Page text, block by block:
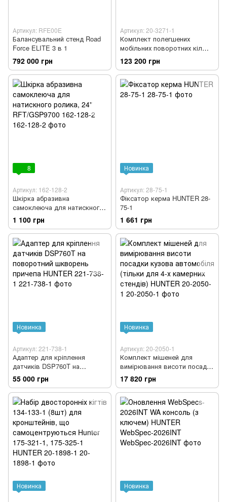
Артикул: RFE00E
Балансувальний стенд Road
Force ELITE 3 в 1
792 000 грн
Артикул: 20-3271-1
Комплект полегшених
мобільних поворотних кіл
(2шт) для вантажних
автомобілів та автобусів -
Made in USA
123 200 грн
8
Артикул: 162-128-2
Шкірка абразивна
самоклеюча для натискного
ролика, 24" RFT/GSP9700
162-128-2
1 100 грн
Новинка
Артикул: 28-75-1
Фіксатор керма HUNTER 28-
75-1
1 661 грн
Новинка
Артикул: 221-738-1
Адаптер для кріплення
датчиків DSP760T на
поворотний шкворень
причепа HUNTER 221-738-1
55 000 грн
Новинка
Артикул: 20-2050-1
Комплект мішеней для
вимірювання висоти посадки
кузова автомобіля (тільки
для 4-х камерних стендів)
HUNTER 20-2050-1
17 820 грн
Новинка Новинка